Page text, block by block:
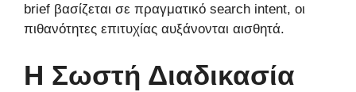
brief βασίζεται σε πραγματικό search intent, οι
πιθανότητες επιτυχίας αυξάνονται αισθητά.
Η Σωστή Διαδικασία